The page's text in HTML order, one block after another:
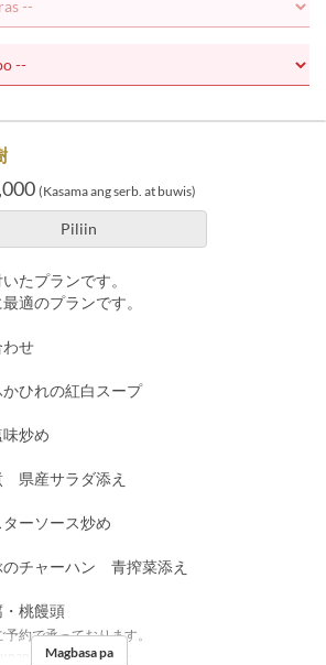
(Kasama ang serb. at buwis)
Piliin
たプランです。
適のプランです。
わせ
ひれの紅白スープ
炒め
県産サラダ添え
ーソース炒め
チャーハン 青搾菜添え
桃饅頭
約で承っております。
Order Limit 4 ~
Magbasa pa